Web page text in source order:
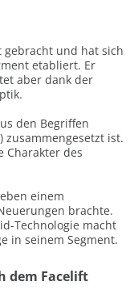
gebracht und hat sich
etabliert. Er
aber dank der
den Begriffen
zusammengesetzt ist.
Charakter des
einem
brachte.
Technologie macht
in seinem Segment.
dem Facelift